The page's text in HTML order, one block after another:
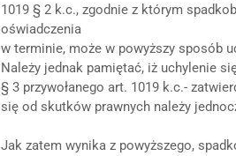
1019 § 2 k.c., zgodnie z którym
oświadczenia
w terminie, może w powyższy sposób
Należy jednak pamiętać, iż uchylenie
§ 3 przywołanego art. 1019 k.c.-
się od skutków prawnych należy
Jak zatem wynika z powyższego,